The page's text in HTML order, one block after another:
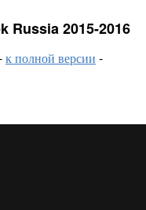
Russia 2015-2016
к полной версии -